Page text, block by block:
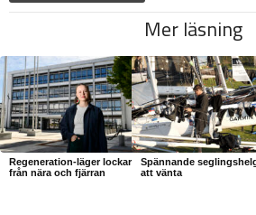
Mer läsning
Regeneration-läger lockar
från nära och fjärran
Spännande
att vänta